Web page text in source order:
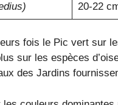
20-22
fois le Pic vert sur
sur les espèces
des Jardins